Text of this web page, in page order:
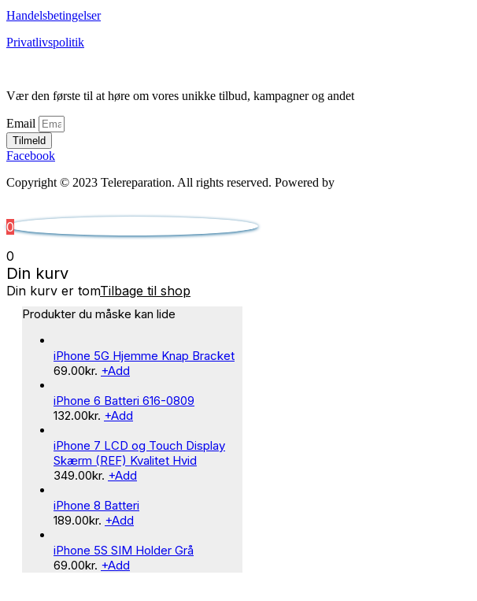
Handelsbetingelser
Privatlivspolitik
Vær den første til at høre om vores unikke tilbud, kampagner og andet
Email
Tilmeld
Facebook
Copyright © 2023 Telereparation. All rights reserved. Powered by
0
0
Din kurv
Din kurv er tomTilbage til shop
Produkter du måske kan lide
iPhone 5G Hjemme Knap Bracket
69.00kr. +Add
iPhone 6 Batteri 616-0809
132.00kr. +Add
iPhone 7 LCD og Touch Display
Skærm (REF) Kvalitet Hvid
349.00kr. +Add
iPhone 8 Batteri
189.00kr. +Add
iPhone 5S SIM Holder Grå
69.00kr. +Add